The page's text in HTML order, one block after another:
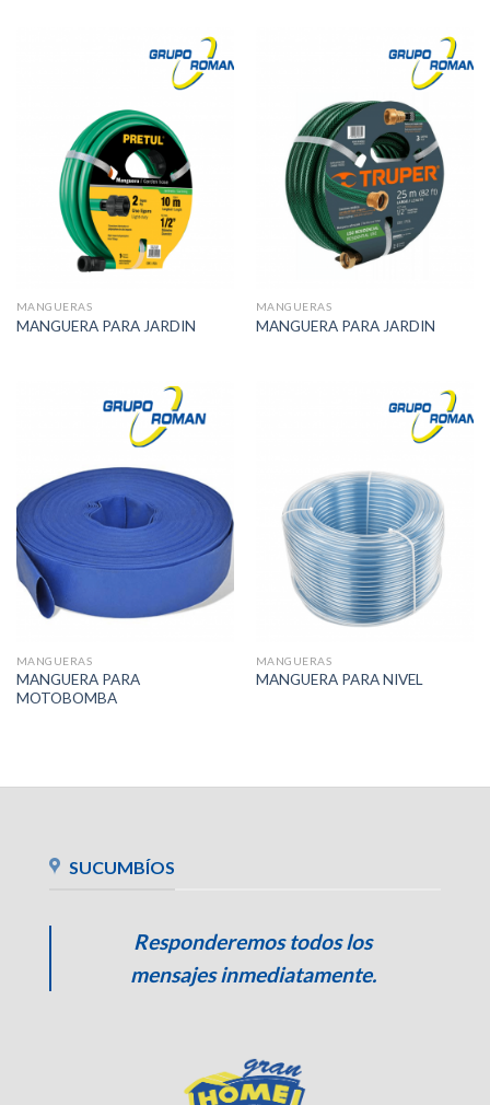
MANGUERAS
MANGUERA PARA JARDIN
MANGUERAS
MANGUERA PARA JARDIN
MANGUERAS
MANGUERA PARA
MOTOBOMBA
MANGUERAS
MANGUERA PARA NIVEL
SUCUMBÍOS
Responderemos todos los
mensajes inmediatamente.